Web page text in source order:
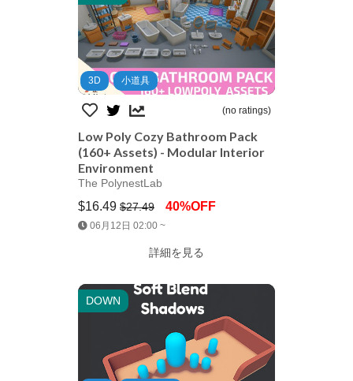
3D 小道具
(no ratings)
Low Poly Cozy Bathroom Pack
(160+ Assets) - Modular Interior
Environment
The PolynestLab
$16.49 $27.49 40%OFF
06月12日 02:00 ~
詳細を見る
DOWN
Jump AssetStore